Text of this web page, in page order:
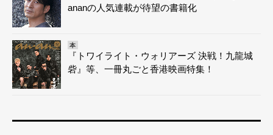
ananの人気連載が待望の書籍化
本
『トワイライト・ウォリアーズ 決戦！九龍城
砦』等、一冊丸ごと香港映画特集！